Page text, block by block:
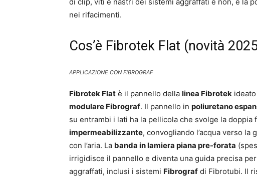
nei rifacimenti.
Cos’è Fibrotek Flat (novità
APPLICAZIONE CON FIBROGRAF
Fibrotek Flat è il pannello della linea Fibrotek
modulare Fibrograf. Il pannello in poliuretano
su entrambi i lati ha la pellicola che svolge la doppia
impermeabilizzante, convogliando l’acqua verso la
con l’aria. La banda in lamiera piana pre-forata
irrigidisce il pannello e diventa una guida precisa
aggraffati, inclusi i sistemi Fibrograf di Fibrotubi. Il